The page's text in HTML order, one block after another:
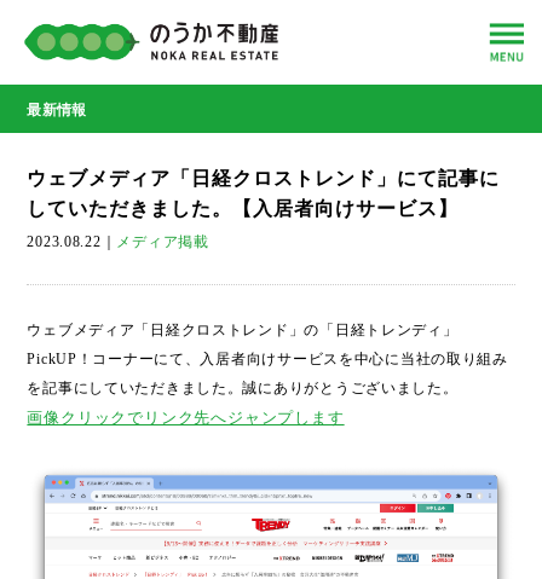
最新情報
ウェブメディア「日経クロストレンド」にて記事に
していただきました。【入居者向けサービス】
2023.08.22 メディア掲載
ウェブメディア「日経クロストレンド」の「日経トレンディ」
PickUP！コーナーにて、入居者向けサービスを中心に当社の取り組み
を記事にしていただきました。誠にありがとうございました。
画像クリックでリンク先へジャンプします